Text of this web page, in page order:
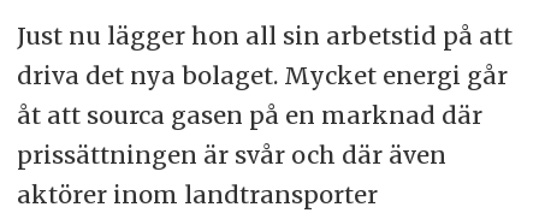
Just nu lägger hon all sin arbetstid på att
driva det nya bolaget. Mycket energi går
åt att sourca gasen på en marknad där
prissättningen är svår och där även
aktörer inom landtransporter